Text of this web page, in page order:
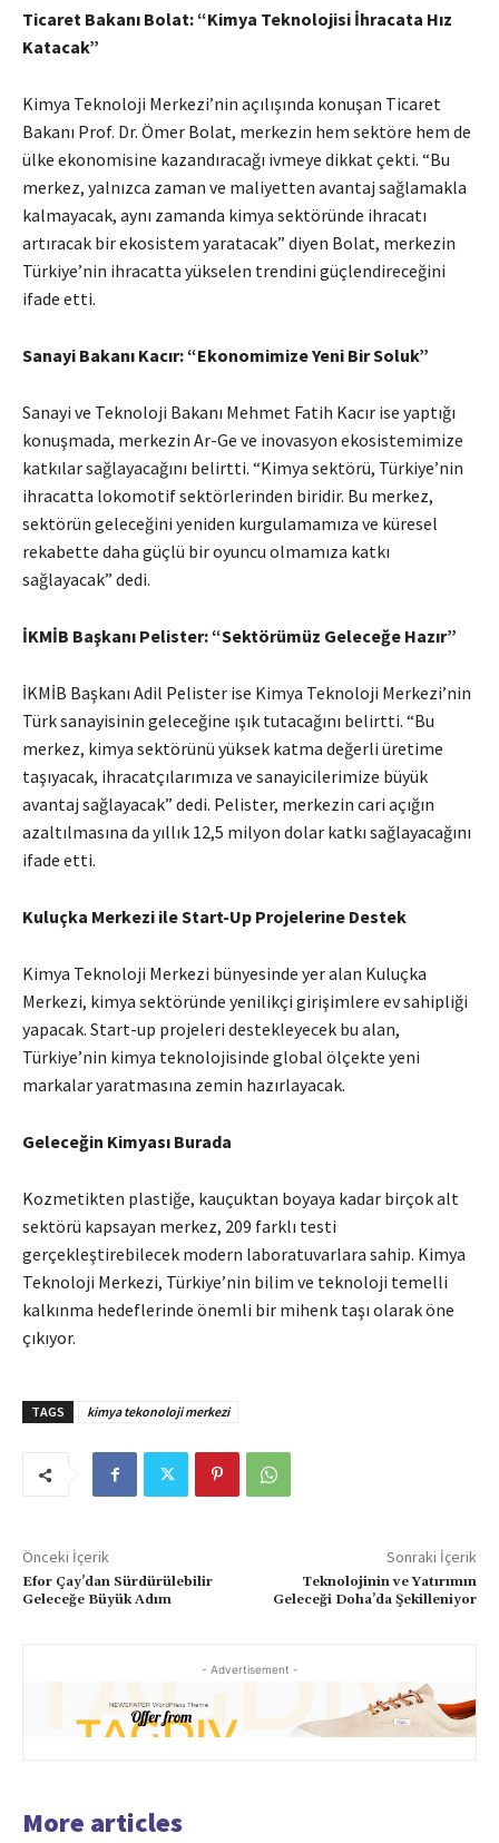
Ticaret Bakanı Bolat: “Kimya Teknolojisi İhracata Hız
Katacak”
Kimya Teknoloji Merkezi’nin açılışında konuşan Ticaret
Bakanı Prof. Dr. Ömer Bolat, merkezin hem sektöre hem de
ülke ekonomisine kazandıracağı ivmeye dikkat çekti. “Bu
merkez, yalnızca zaman ve maliyetten avantaj sağlamakla
kalmayacak, aynı zamanda kimya sektöründe ihracatı
artıracak bir ekosistem yaratacak” diyen Bolat, merkezin
Türkiye’nin ihracatta yükselen trendini güçlendireceğini
ifade etti.
Sanayi Bakanı Kacır: “Ekonomimize Yeni Bir Soluk”
Sanayi ve Teknoloji Bakanı Mehmet Fatih Kacır ise yaptığı
konuşmada, merkezin Ar-Ge ve inovasyon ekosistemimize
katkılar sağlayacağını belirtti. “Kimya sektörü, Türkiye’nin
ihracatta lokomotif sektörlerinden biridir. Bu merkez,
sektörün geleceğini yeniden kurgulamamıza ve küresel
rekabette daha güçlü bir oyuncu olmamıza katkı
sağlayacak” dedi.
İKMİB Başkanı Pelister: “Sektörümüz Geleceğe Hazır”
İKMİB Başkanı Adil Pelister ise Kimya Teknoloji Merkezi’nin
Türk sanayisinin geleceğine ışık tutacağını belirtti. “Bu
merkez, kimya sektörünü yüksek katma değerli üretime
taşıyacak, ihracatçılarımıza ve sanayicilerimize büyük
avantaj sağlayacak” dedi. Pelister, merkezin cari açığın
azaltılmasına da yıllık 12,5 milyon dolar katkı sağlayacağını
ifade etti.
Kuluçka Merkezi ile Start-Up Projelerine Destek
Kimya Teknoloji Merkezi bünyesinde yer alan Kuluçka
Merkezi, kimya sektöründe yenilikçi girişimlere ev sahipliği
yapacak. Start-up projeleri destekleyecek bu alan,
Türkiye’nin kimya teknolojisinde global ölçekte yeni
markalar yaratmasına zemin hazırlayacak.
Geleceğin Kimyası Burada
Kozmetikten plastiğe, kauçuktan boyaya kadar birçok alt
sektörü kapsayan merkez, 209 farklı testi
gerçekleştirebilecek modern laboratuvarlara sahip. Kimya
Teknoloji Merkezi, Türkiye’nin bilim ve teknoloji temelli
kalkınma hedeflerinde önemli bir mihenk taşı olarak öne
çıkıyor.
TAGS kimya tekonoloji merkezi
Önceki İçerik
Efor Çay’dan Sürdürülebilir
Geleceğe Büyük Adım
Sonraki İçerik
Teknolojinin ve Yatırımın
Geleceği Doha’da Şekilleniyor
- Advertisement -
More articles